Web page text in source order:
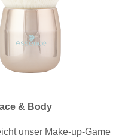
& Body
unser Make-up-Game